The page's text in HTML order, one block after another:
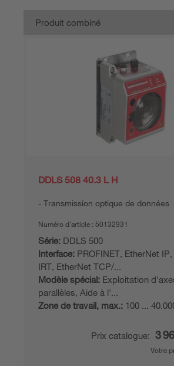
Produit combiné
DDLS 508 40.3 L H
Transmission optique de données
Numéro d’article : 50132931
Série: DDLS 500
Interface: PROFINET, EtherNet
IRT, EtherNet TCP/...
Modèle spécial: Exploitation
parallèles, Aide à l'...
Zone de travail, max.: 100 ...
Prix catalogue: 3
Votre